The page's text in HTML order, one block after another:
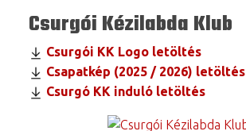
Csurgói Kézilabda Klub
Csurgói KK Logo letöltés
Csapatkép (2025 / 2026) letöltés
Csurgó KK induló letöltés